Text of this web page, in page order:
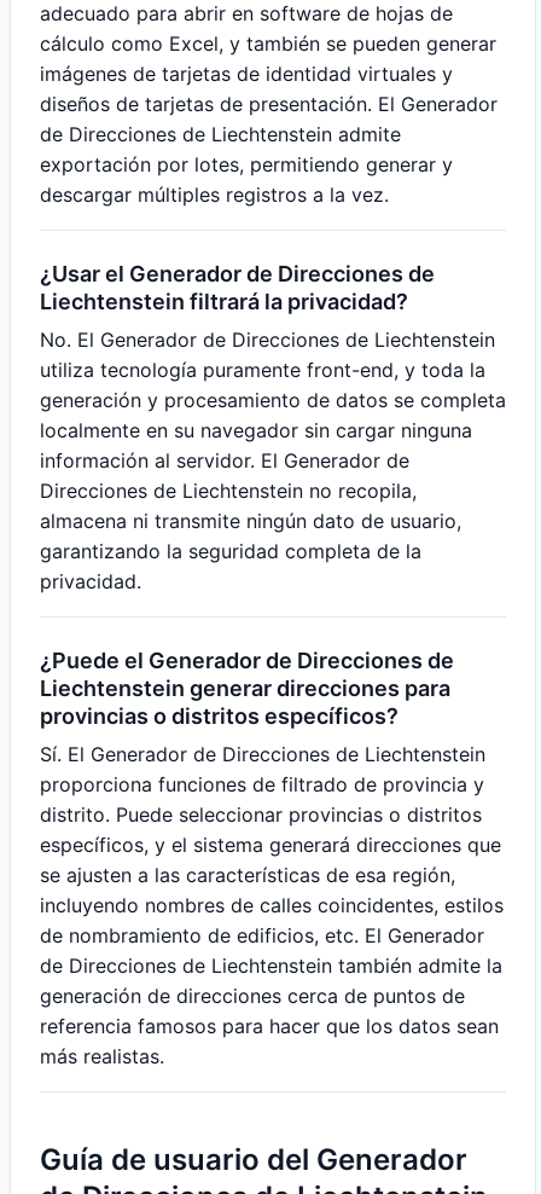
adecuado para abrir en software de hojas de
cálculo como Excel, y también se pueden generar
imágenes de tarjetas de identidad virtuales y
diseños de tarjetas de presentación. El Generador
de Direcciones de Liechtenstein admite
exportación por lotes, permitiendo generar y
descargar múltiples registros a la vez.
¿Usar el Generador de Direcciones de
Liechtenstein filtrará la privacidad?
No. El Generador de Direcciones de Liechtenstein
utiliza tecnología puramente front-end, y toda la
generación y procesamiento de datos se completa
localmente en su navegador sin cargar ninguna
información al servidor. El Generador de
Direcciones de Liechtenstein no recopila,
almacena ni transmite ningún dato de usuario,
garantizando la seguridad completa de la
privacidad.
¿Puede el Generador de Direcciones de
Liechtenstein generar direcciones para
provincias o distritos específicos?
Sí. El Generador de Direcciones de Liechtenstein
proporciona funciones de filtrado de provincia y
distrito. Puede seleccionar provincias o distritos
específicos, y el sistema generará direcciones que
se ajusten a las características de esa región,
incluyendo nombres de calles coincidentes, estilos
de nombramiento de edificios, etc. El Generador
de Direcciones de Liechtenstein también admite la
generación de direcciones cerca de puntos de
referencia famosos para hacer que los datos sean
más realistas.
Guía de usuario del Generador